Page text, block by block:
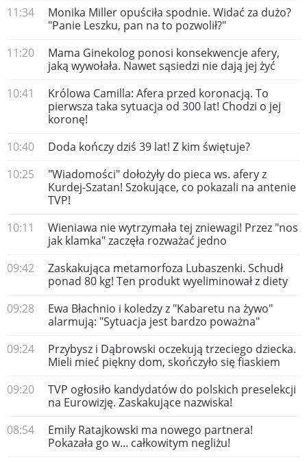
11:34
Monika Miller opuściła spodnie. Widać za dużo?
"Panie Leszku, pan na to pozwolił?"
11:20
Mama Ginekolog ponosi konsekwencje afery,
jaką wywołała. Nawet sąsiedzi nie dają jej żyć
10:41
Królowa Camilla: Afera przed koronacją. To
pierwsza taka sytuacja od 300 lat! Chodzi o jej
koronę!
10:40
Doda kończy dziś 39 lat! Z kim świętuje?
10:25
"Wiadomości" dołożyły do pieca ws. afery z
Kurdej-Szatan! Szokujące, co pokazali na antenie
TVP!
10:11
Wieniawa nie wytrzymała tej zniewagi! Przez "nos
jak klamka" zaczęła rozważać jedno
09:42
Zaskakująca metamorfoza Lubaszenki. Schudł
ponad 80 kg! Ten produkt wyeliminował z diety
09:28
Ewa Błachnio i koledzy z "Kabaretu na żywo"
alarmują: "Sytuacja jest bardzo poważna"
09:24
Przybysz i Dąbrowski oczekują trzeciego dziecka.
Mieli mieć piękny dom, skończyło się fiaskiem
09:20
TVP ogłosiło kandydatów do polskich preselekcji
na Eurowizję. Zaskakujące nazwiska!
08:54
Emily Ratajkowski ma nowego partnera!
Pokazała go w... całkowitym negliżu!